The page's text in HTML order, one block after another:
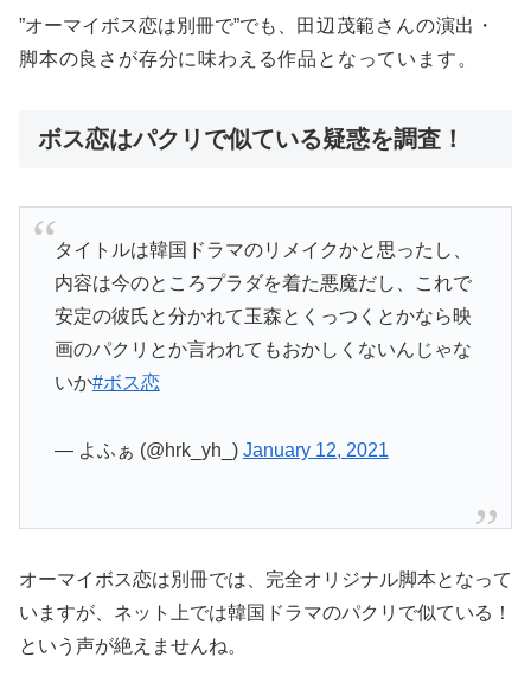
”オーマイボス恋は別冊で”でも、
田辺茂範さんの演出・
脚本の良さが存分に味わえる作品となっています。
ボス恋はパクリで似ている疑惑を調査！
タイトルは韓国ドラマのリメイクかと思ったし、
内容は今のところプラダを着た悪魔だし、これで
安定の彼氏と分かれて玉森とくっつくとかなら映
画のパクリとか言われてもおかしくないんじゃな
いか#ボス恋
— よふぁ (@hrk_yh_) January 12, 2021
オーマイボス恋は別冊では、完全オリジナル脚本となって
いますが、ネット上では韓国ドラマのパクリで似ている！
という声が絶えませんね。